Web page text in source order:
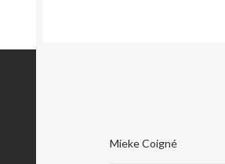
Mieke Coigné